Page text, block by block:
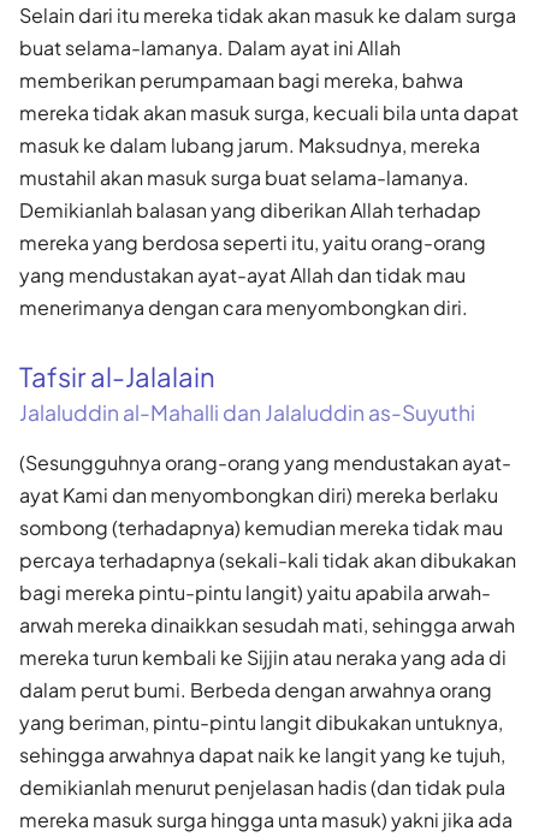
Selain dari itu mereka tidak akan masuk ke dalam surga
buat selama-lamanya. Dalam ayat ini Allah
memberikan perumpamaan bagi mereka, bahwa
mereka tidak akan masuk surga, kecuali bila unta dapat
masuk ke dalam lubang jarum. Maksudnya, mereka
mustahil akan masuk surga buat selama-lamanya.
Demikianlah balasan yang diberikan Allah terhadap
mereka yang berdosa seperti itu, yaitu orang-orang
yang mendustakan ayat-ayat Allah dan tidak mau
menerimanya dengan cara menyombongkan diri.
Tafsir al-Jalalain
Jalaluddin al-Mahalli dan Jalaluddin as-Suyuthi
(Sesungguhnya orang-orang yang mendustakan ayat-
ayat Kami dan menyombongkan diri) mereka berlaku
sombong (terhadapnya) kemudian mereka tidak mau
percaya terhadapnya (sekali-kali tidak akan dibukakan
bagi mereka pintu-pintu langit) yaitu apabila arwah-
arwah mereka dinaikkan sesudah mati, sehingga arwah
mereka turun kembali ke Sijjin atau neraka yang ada di
dalam perut bumi. Berbeda dengan arwahnya orang
yang beriman, pintu-pintu langit dibukakan untuknya,
sehingga arwahnya dapat naik ke langit yang ke tujuh,
demikianlah menurut penjelasan hadis (dan tidak pula
mereka masuk surga hingga unta masuk) yakni jika ada